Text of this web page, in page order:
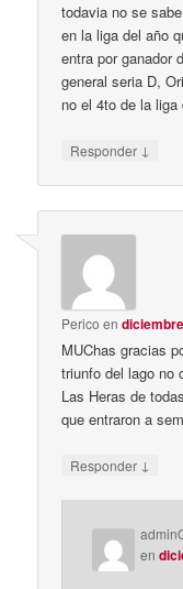
todavia no se
en la liga del año
entra por ganador
general seria D,
no el 4to de la
Responder ↓
Perico en
MUChas gracias
triunfo del lago no
Las Heras de
que entraron a
Responder ↓
en